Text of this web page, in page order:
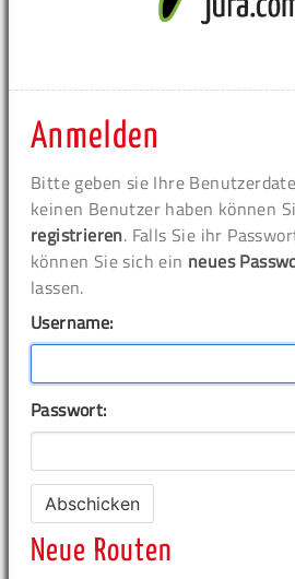
Anmelden
Bitte geben sie Ihre
keinen Benutzer haben können
registrieren. Falls Sie ihr
können Sie sich ein neues
lassen.
Username:
Passwort:
Neue Routen